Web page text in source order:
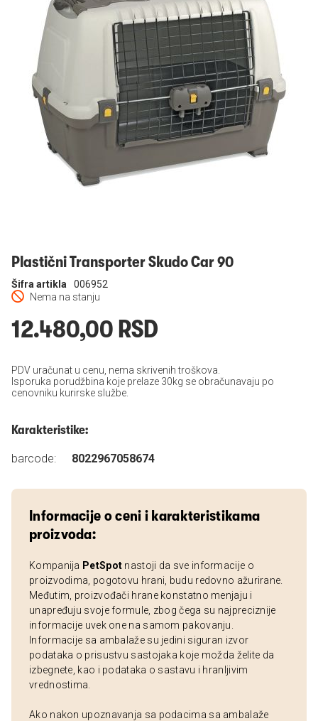
Prijavi se
Plastični Transporter Skudo Car 90
Nema na stanju
Šifra artikla 006952
12.480,00 RSD
PDV uračunat u cenu, nema skrivenih troškova.
Isporuka porudžbina koje prelaze 30kg se obračunavaju po
cenovniku kurirske službe.
Karakteristike:
barcode: 8022967058674
Informacije o ceni i karakteristikama
proizvoda:
Kompanija PetSpot nastoji da sve informacije o
proizvodima, pogotovu hrani, budu redovno ažurirane.
Međutim, proizvođači hrane konstatno menjaju i
unapređuju svoje formule, zbog čega su najpreciznije
informacije uvek one na samom pakovanju.
Informacije sa ambalaže su jedini siguran izvor
podataka o prisustvu sastojaka koje možda želite da
izbegnete, kao i podataka o sastavu i hranljivim
vrednostima.
Ako nakon upoznavanja sa podacima sa ambalaže